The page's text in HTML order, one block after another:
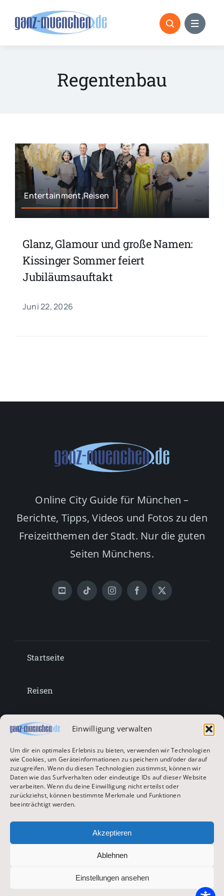
Einwilligung verwalten
Um dir ein optimales Erlebnis zu bieten, verwenden wir Technologien
wie Cookies, um Geräteinformationen zu speichern und/oder darauf
zuzugreifen. Wenn du diesen Technologien zustimmst, können wir
Daten wie das Surfverhalten oder eindeutige IDs auf dieser Website
verarbeiten. Wenn du deine Einwilligung nicht erteilst oder
zurückziehst, können bestimmte Merkmale und Funktionen
beeinträchtigt werden.
Akzeptieren
Ablehnen
Einstellungen ansehen
Regentenbau
Entertainment,Reisen
Glanz, Glamour und große Namen:
Kissinger Sommer feiert
Jubiläumsauftakt
Juni 22, 2026
Online City Guide für München –
Berichte, Tipps, Videos und Fotos zu den
Freizeitthemen der Stadt. Nur die guten
Seiten Münchens.
Startseite
Reisen
Lifestyle
Entertainment
Oktoberfest & Volksfeste
Zur Hauptseite